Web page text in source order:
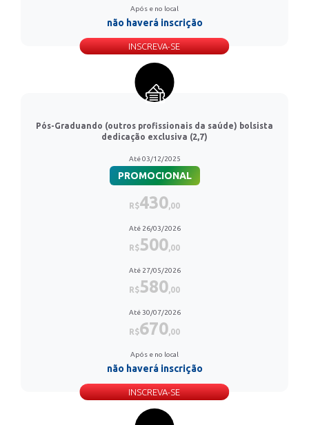
Após e no local
não haverá inscrição
INSCREVA-SE
Pós-Graduando (outros profissionais da saúde) bolsista
dedicação exclusiva (2,7)
Até 03/12/2025
PROMOCIONAL
R$430,00
Até 26/03/2026
R$500,00
Até 27/05/2026
R$580,00
Até 30/07/2026
R$670,00
Após e no local
não haverá inscrição
INSCREVA-SE